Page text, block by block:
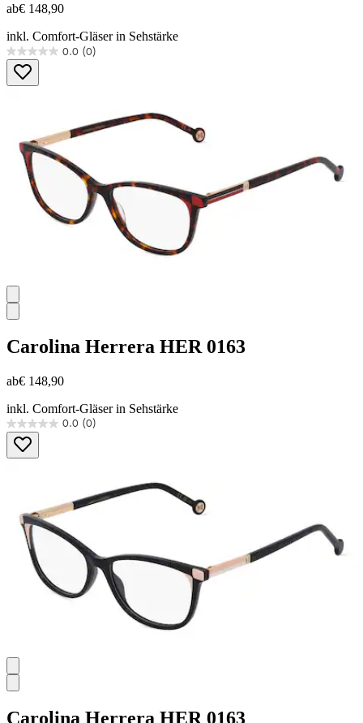
ab€ 148,90
inkl. Comfort-Gläser in Sehstärke
0.0 (0)
0.0
von
5
Carolina Herrera HER 0163
ab€ 148,90
inkl. Comfort-Gläser in Sehstärke
0.0 (0)
0.0
von
5
Carolina Herrera HER 0163